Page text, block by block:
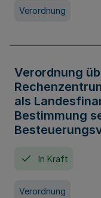
Verordnung
Verordnung
als
Bestimmung
In Kraft
Verordnung